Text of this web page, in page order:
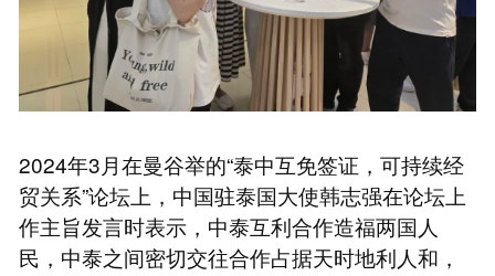
2024年3月在曼谷举的“泰中互免签证，可持续经
贸关系”论坛上，中国驻泰国大使韩志强在论坛上
作主旨发言时表示，中泰互利合作造福两国人
民，中泰之间密切交往合作占据天时地利人和，